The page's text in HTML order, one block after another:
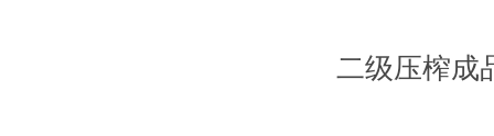
二级压榨成